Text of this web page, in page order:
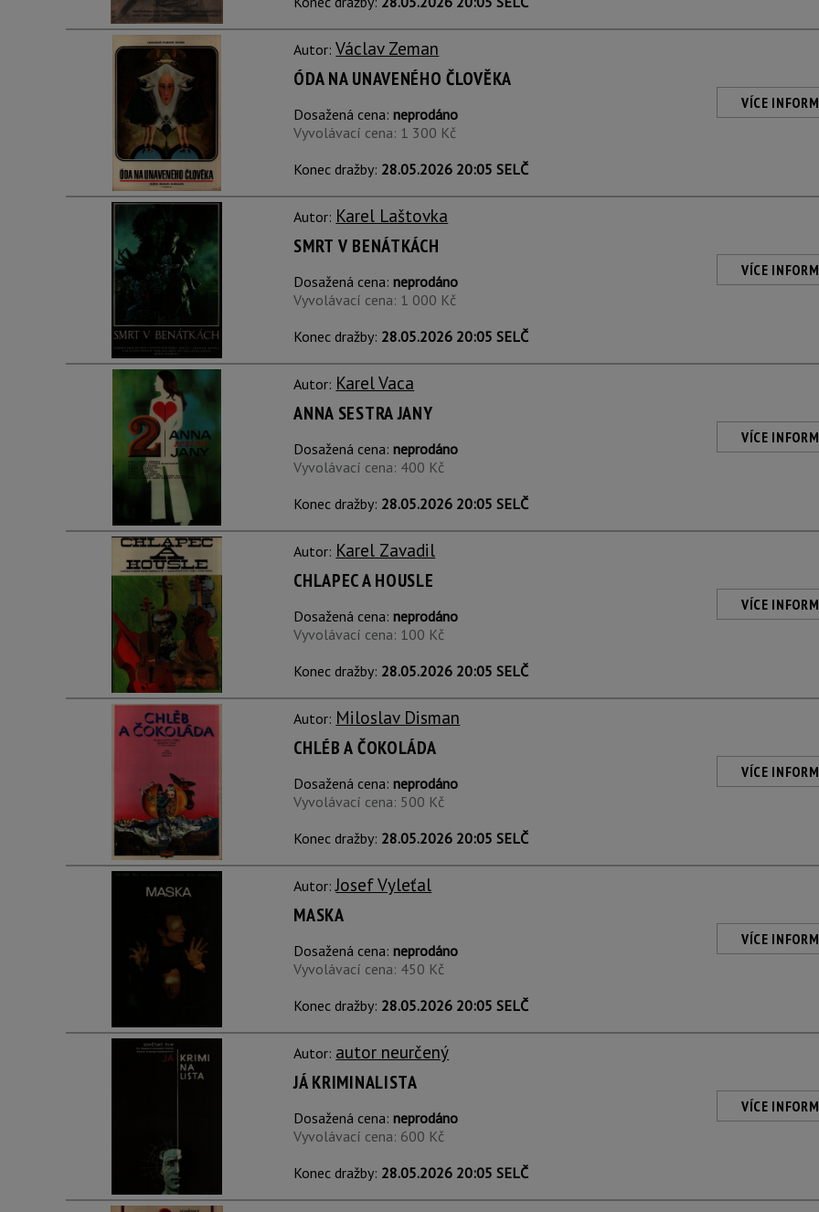
Autor:Václav Zeman
ÓDA NA UNAVENÉHO ČLOVĚKA
Dosažená cena:neprodáno
Vyvolávací cena: 1 300 Kč
Konec dražby: 28.05.2026 20:05 SELČ
VÍCE
Autor: Karel Laštovka
SMRT V BENÁTKÁCH
Dosažená cena:neprodáno
Vyvolávací cena: 1 000 Kč
Konec dražby: 28.05.2026 20:05 SELČ
VÍCE
Autor: Karel Vaca
ANNA SESTRA JANY
Dosažená cena:neprodáno
Vyvolávací cena: 400 Kč
Konec dražby: 28.05.2026 20:05 SELČ
VÍCE
Autor: Karel Zavadil
CHLAPEC A HOUSLE
Dosažená cena:neprodáno
Vyvolávací cena: 100 Kč
Konec dražby: 28.05.2026 20:05 SELČ
VÍCE
Autor: Miloslav Disman
CHLÉB A ČOKOLÁDA
Dosažená cena:neprodáno
Vyvolávací cena: 500 Kč
Konec dražby: 28.05.2026 20:05 SELČ
VÍCE
Autor:Josef Vyleťal
MASKA
Dosažená cena:neprodáno
Vyvolávací cena: 450 Kč
Konec dražby: 28.05.2026 20:05 SELČ
VÍCE
Autor: autor neurčený
JÁ KRIMINALISTA
Dosažená cena:neprodáno
Vyvolávací cena: 600 Kč
Konec dražby: 28.05.2026 20:05 SELČ
VÍCE